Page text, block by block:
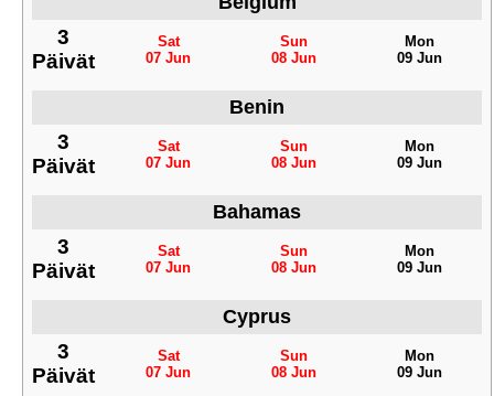
3
Päivät
Sat
07 Jun
Sun
08 Jun
Mon
09 Jun
Benin
3
Päivät
Sat
07 Jun
Sun
08 Jun
Mon
09 Jun
Bahamas
3
Päivät
Sat
07 Jun
Sun
08 Jun
Mon
09 Jun
Cyprus
3
Päivät
Sat
07 Jun
Sun
08 Jun
Mon
09 Jun